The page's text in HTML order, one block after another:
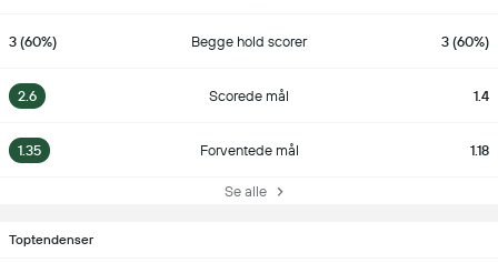
3 (60%) Begge hold scorer 3 (60%)
2.6 Scorede mål 1.4
1.35 Forventede mål 1.18
Se alle
Toptendenser